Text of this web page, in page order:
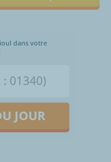
dans votre
JOUR